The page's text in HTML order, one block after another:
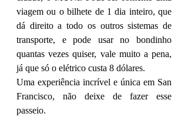
viagem ou o bilhete de 1 dia inteiro, que
dá direito a todo os outros sistemas de
transporte, e pode usar no bondinho
quantas vezes quiser, vale muito a pena,
já que só o elétrico custa 8 dólares.
Uma experiência incrível e única em San
Francisco, não deixe de fazer esse
passeio.